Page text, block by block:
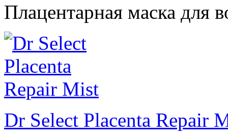
Плацентарная маска для
Dr Select Placenta Repair